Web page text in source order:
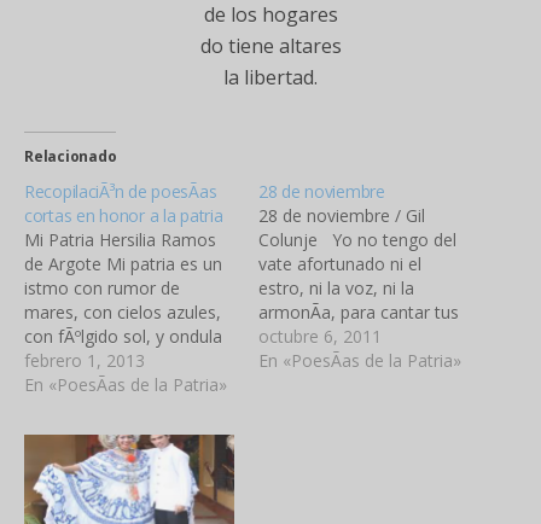
de los hogares
do tiene altares
la libertad.
Relacionado
RecopilaciÃ³n de poesÃ­as
cortas en honor a la patria
Mi Patria Hersilia Ramos
de Argote Mi patria es un
istmo con rumor de
mares, con cielos azules,
con fÃºlgido sol, y ondula
en los vientos, en rÃ­
tmicos giros, la linda
con su azul de cielo, su
blanco sublime, su rojo
encendido en llamas de
amor, y…
febrero 1, 2013
En «PoesÃ­as de la Patria»
28 de noviembre
28 de noviembre / Gil
Colunje Yo no tengo del
vate afortunado ni el
estro, ni la voz, ni la
armonÃ­a, para cantar tus
glorias, Â¡patria mÃ­a! y tu
nombre y tus hÃ©roes
octubre 6, 2011
En «PoesÃ­as de la Patria»